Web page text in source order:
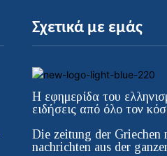
Σχετικά με εμάς
Η εφημερίδα του
ειδήσεις από όλο τον
Die zeitung der Griechen
nachrichten aus der